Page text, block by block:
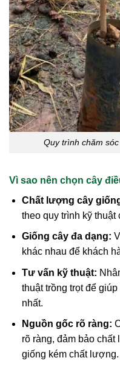
Quy trình chăm
Vì sao nên chọn cây
Chất lượng cây
theo quy trình kỹ
Giống cây đa dạng:
khác nhau để khách
Tư vấn kỹ thuật:
thuật trồng trọt để
nhất.
Nguồn gốc rõ ràng:
rõ ràng, đảm bảo
giống kém chất lượng.